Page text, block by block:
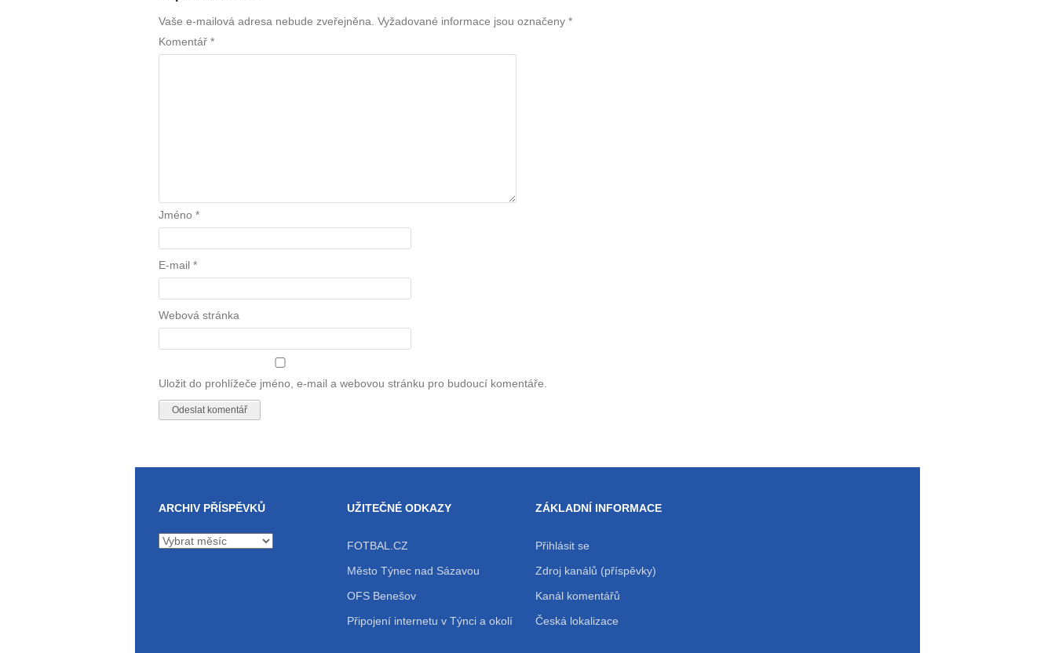
Vaše e-mailová adresa nebude zveřejněna. Vyžadované informace jsou označeny *
Komentář *
Jméno *
E-mail *
Webová stránka
Uložit do prohlížeče jméno, e-mail a webovou stránku pro budoucí komentáře.
ARCHIV PŘÍSPĚVKŮ
Archiv
UŽITEČNÉ ODKAZY
FOTBAL.CZ
Město Týnec nad Sázavou
OFS Benešov
Připojení internetu v Týnci a okolí
ZÁKLADNÍ INFORMACE
Přihlásit se
Zdroj kanálů (příspěvky)
Kanál komentářů
Česká lokalizace